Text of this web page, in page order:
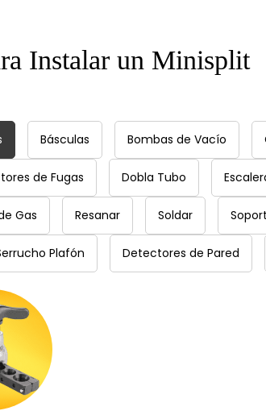
Instalar un Minisplit
Básculas Bombas de Vacío
de Fugas Dobla Tubo
Gas Resanar Soldar
Plafón Detectores de Pared